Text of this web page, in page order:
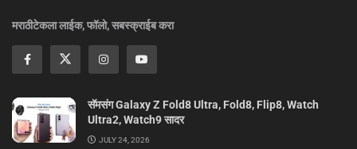
मराठीटेकला लाईक, फॉलो, सबस्क्राईब करा
सॅमसंग Galaxy Z Fold8 Ultra, Fold8, Flip8, Watch
Ultra2, Watch9 सादर
JULY 24, 2026